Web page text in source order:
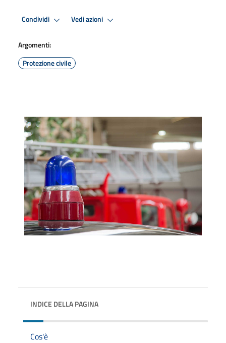
Condividi Vedi azioni
Argomenti:
Protezione civile
INDICE DELLA PAGINA
Cos'è